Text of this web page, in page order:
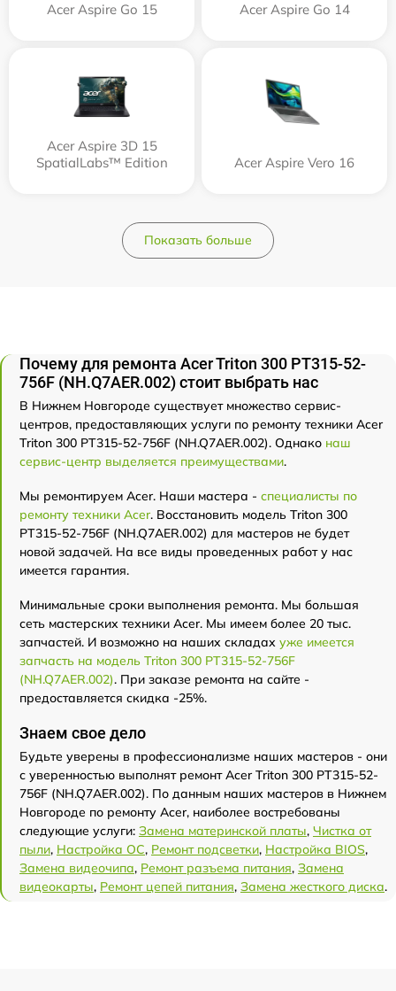
Acer Aspire Go 15 Acer Aspire Go 14
Acer Aspire 3D 15
SpatialLabs™ Edition
Acer Aspire Vero 16
Показать больше
Почему для ремонта Acer Triton 300 PT315-52-
756F (NH.Q7AER.002) стоит выбрать нас
В Нижнем Новгороде существует множество сервис-
центров, предоставляющих услуги по ремонту техники Acer
Triton 300 PT315-52-756F (NH.Q7AER.002). Однако наш
сервис-центр выделяется преимуществами.
Мы ремонтируем Acer. Наши мастера - специалисты по
ремонту техники Acer. Восстановить модель Triton 300
PT315-52-756F (NH.Q7AER.002) для мастеров не будет
новой задачей. На все виды проведенных работ у нас
имеется гарантия.
Минимальные сроки выполнения ремонта. Мы большая
сеть мастерских техники Acer. Мы имеем более 20 тыс.
запчастей. И возможно на наших складах уже имеется
запчасть на модель Triton 300 PT315-52-756F
(NH.Q7AER.002). При заказе ремонта на сайте -
предоставляется скидка -25%.
Знаем свое дело
Будьте уверены в профессионализме наших мастеров - они
с уверенностью выполнят ремонт Acer Triton 300 PT315-52-
756F (NH.Q7AER.002). По данным наших мастеров в Нижнем
Новгороде по ремонту Acer, наиболее востребованы
следующие услуги: Замена материнской платы, Чистка от
пыли, Настройка ОС, Ремонт подсветки, Настройка BIOS,
Замена видеочипа, Ремонт разъема питания, Замена
видеокарты, Ремонт цепей питания, Замена жесткого диска.